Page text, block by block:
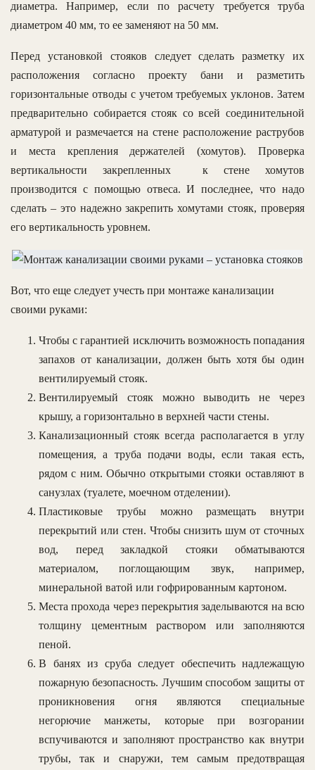
диаметра. Например, если по расчету требуется труба
диаметром 40 мм, то ее заменяют на 50 мм.
Перед установкой стояков следует сделать разметку их
расположения согласно проекту бани и разметить
горизонтальные отводы с учетом требуемых уклонов. Затем
предварительно собирается стояк со всей соединительной
арматурой и размечается на стене расположение раструбов
и места крепления держателей (хомутов). Проверка
вертикальности закрепленных к стене хомутов
производится с помощью отвеса. И последнее, что надо
сделать – это надежно закрепить хомутами стояк, проверяя
его вертикальность уровнем.
Вот, что еще следует учесть при монтаже канализации
своими руками:
Чтобы с гарантией исключить возможность попадания
запахов от канализации, должен быть хотя бы один
вентилируемый стояк.
Вентилируемый стояк можно выводить не через
крышу, а горизонтально в верхней части стены.
Канализационный стояк всегда располагается в углу
помещения, а труба подачи воды, если такая есть,
рядом с ним. Обычно открытыми стояки оставляют в
санузлах (туалете, моечном отделении).
Пластиковые трубы можно размещать внутри
перекрытий или стен. Чтобы снизить шум от сточных
вод, перед закладкой стояки обматываются
материалом, поглощающим звук, например,
минеральной ватой или гофрированным картоном.
Места прохода через перекрытия заделываются на всю
толщину цементным раствором или заполняются
пеной.
В банях из сруба следует обеспечить надлежащую
пожарную безопасность. Лучшим способом защиты от
проникновения огня являются специальные
негорючие манжеты, которые при возгорании
вспучиваются и заполняют пространство как внутри
трубы, так и снаружи, тем самым предотвращая